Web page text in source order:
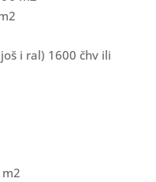
i ral) 1600 čhv ili